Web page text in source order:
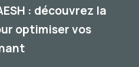
: découvrez la
optimiser vos